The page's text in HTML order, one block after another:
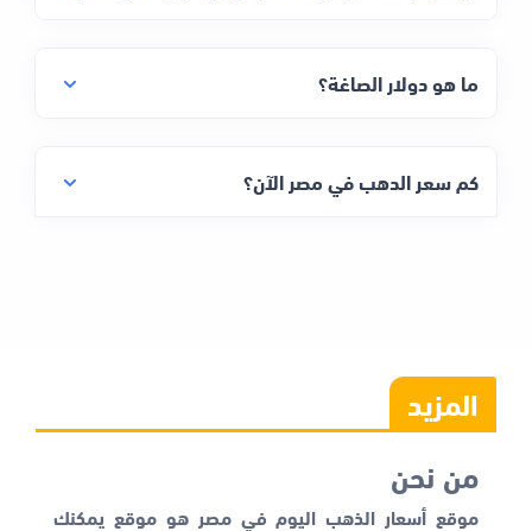
ما هو دولار الصاغة؟
كم سعر الدهب في مصر الآن؟
المزيد
من نحن
موقع أسعار الذهب اليوم في مصر هو موقع يمكنك